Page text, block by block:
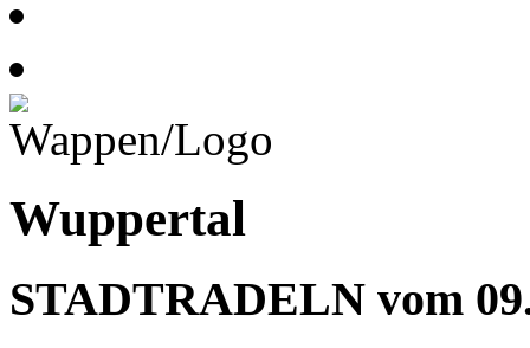
Wuppertal
STADTRADELN vom